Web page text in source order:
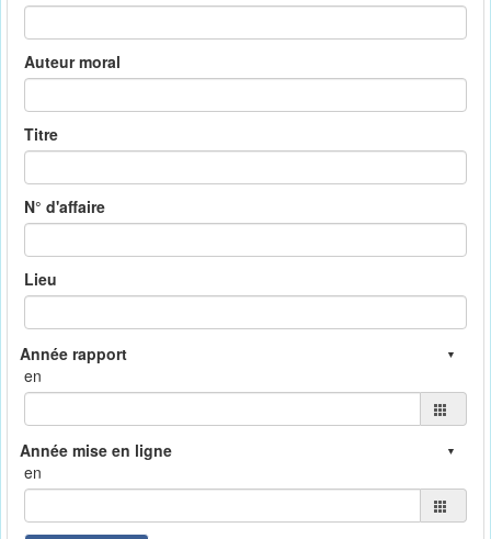
Auteur moral
Titre
N° d'affaire
Lieu
en
en